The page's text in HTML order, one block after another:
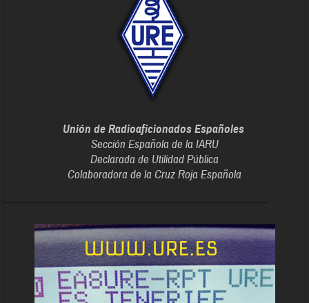
Unión de Radioaficionados Españoles
Sección Española de la IARU
Declarada de Utilidad Pública
Colaboradora de la Cruz Roja Española